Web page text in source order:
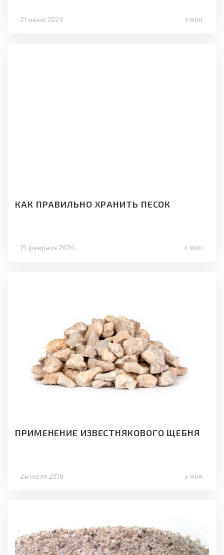
21 июня 2023 3 МИН.
КАК ПРАВИЛЬНО ХРАНИТЬ ПЕСОК
15 февраля 2024 4 МИН.
ПРИМЕНЕНИЕ ИЗВЕСТНЯКОВОГО ЩЕБНЯ
24 июля 2019 3 МИН.